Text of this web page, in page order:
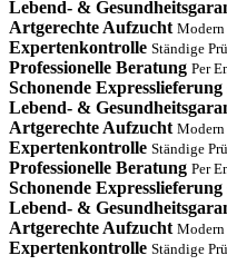
Lebend- &
Artgerechte Aufzucht
Expertenkontrolle Ständige
Professionelle Beratung Per
Schonende Expresslieferung
Lebend- &
Artgerechte Aufzucht
Expertenkontrolle Ständige
Professionelle Beratung Per
Schonende Expresslieferung
Lebend- &
Artgerechte Aufzucht
Expertenkontrolle Ständige